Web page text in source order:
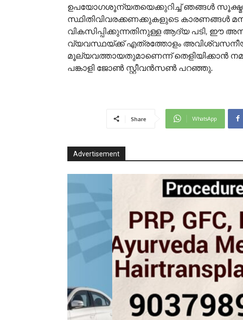
ഉപയോഗശൂന്യതയെക്കുറിച്ച് ഞങ്ങൾ
സ്ഥിതിവിവരക്കണക്കുകളുടെ കാരണങ്ങൾ
വികസിപ്പിക്കുന്നതിനുള്ള ആദ്യ പടി, ഈ
വ്യവസ്ഥയ്ക്ക് എത്രത്തോളം
മൂല്യവത്തായതുമാണെന്ന് തെളിയിക്കാൻ
പങ്കാളി ജോൺ സ്റ്റീവൻസൺ പറഞ്ഞു.
Share WhatsApp
Advertisement